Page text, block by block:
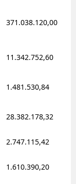
371.038.120,00
11.342.752,60
1.481.530,84
28.382.178,32
2.747.115,42
1.610.390,20